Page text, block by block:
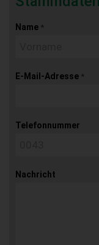
Name *
E-Mail-Adresse *
Telefonnummer
Nachricht